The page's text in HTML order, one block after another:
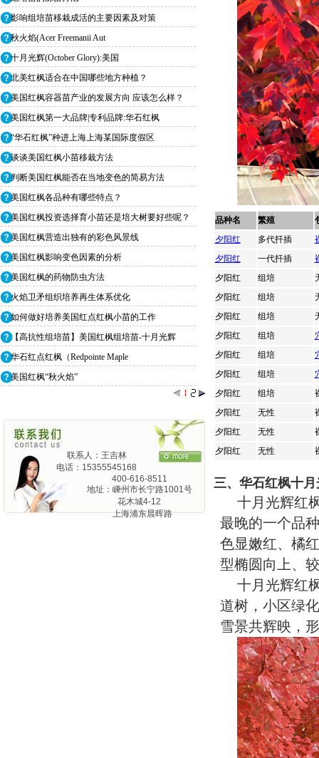
影响组培苗移栽成活的主要因素及对策
秋火焰(Acer Freemanii Aut
十月光辉(October Glory):美国
北美红枫适合在中国哪些地方种植？
美国红枫容器苗产业的发展方向 应该怎么样？
美国红枫第一大品牌|专利品牌:华石红枫
“华石红枫”种进上海上海某国际度假区
谈谈美国红枫小苗移栽方法
判断美国红枫能否在当地变色的简易方法
美国红枫各品种有哪些特点？
美国红枫投资选择育小苗还是培大树要好些呢？
美国红枫营造出独有的彩色风景线
美国红枫影响变色因素的分析
美国红枫的药物防虫方法
火焰卫矛组织培养再生体系优化
如何做好培养美国红点红枫小苗的工作
【高抗性组培苗】美国红枫组培苗-十月光辉
华石红点红枫（Redpointe Maple
美国红枫“秋火焰”
联系人：王吉林
电话：15355545168
400-616-8511
地址：嵊州市长宁路1001号
花木城4-12
上海浦东晨晖路
品种名 繁殖
夕阳红
多代扦插
夕阳红
一代扦插
夕阳红
组培
夕阳红
组培
夕阳红
组培
夕阳红
组培
夕阳红
组培
夕阳红
组培
夕阳红
组培
夕阳红
无性
夕阳红
无性
夕阳红
无性
三、华石红枫十月
十月光辉红
最晚的一个品
色显嫩红、橘
型椭圆向上、
十月光辉红
道树，小区绿
雪景共辉映，